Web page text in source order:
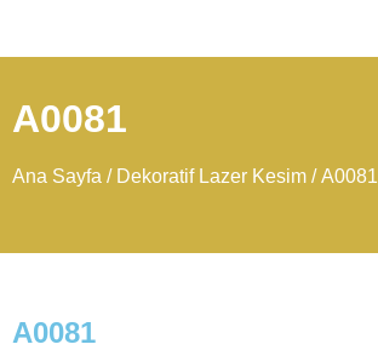
A0081
Ana Sayfa / Dekoratif Lazer Kesim / A0081
A0081